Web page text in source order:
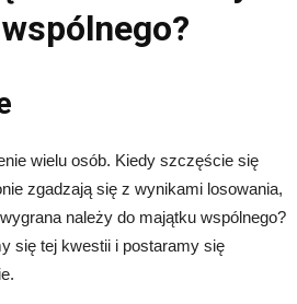
wielu osób. Kiedy szczęście się
zgadzają się z wynikami losowania,
należy do majątku wspólnego?
się tej kwestii i postaramy się